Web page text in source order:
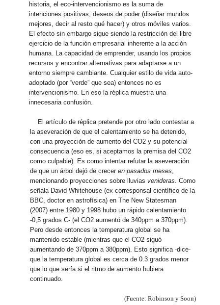
historia, el eco-intervencionismo es la suma de
intenciones positivas, deseos de poder (diseñar mundos
mejores, decir al resto qué hacer) y otros móviles varios.
El efecto sin embargo sigue siendo la restricción del libre
ejercicio de la función empresarial inherente a la acción
humana. La capacidad de emprender, usando los propios
recursos y encontrar alternativas para adaptarse a un
entorno siempre cambiante. Cualquier estilo de vida auto-
adoptado (por “verde” que sea) entonces no es
intervencionismo. En eso la réplica muestra una
innecesaria confusión.
El artículo de réplica pretende por otro lado contestar a
la aseveración de que el calentamiento se ha detenido,
con una proyección de aumento del CO2 y su potencial
consecuencia (eso es, si aceptamos la premisa del CO2
como culpable). Es como intentar refutar la aseveración
de que un árbol dejó de creceren pasados meses,
mencionando proyecciones sobre lluviasvenideras. Como
señala David Whitehouse (ex corresponsal científico de la
BBC, doctor en astrofísica) en The New Statesman
(2007) entre 1980 y 1998 hubo un rápido calentamiento
-0,5 grados C- (el CO2 aumentó de 340ppm a 370ppm).
Pero desde entonces la temperatura global se ha
mantenido estable (mientras que el CO2 siguó
aumentando de 370ppm a 380ppm). Esto significa -dice-
que la temperatura global es cerca de 0.3 grados menor
que lo que sería si el ritmo de aumento hubiera
continuado.
(Fuente: Robinson y Soon)